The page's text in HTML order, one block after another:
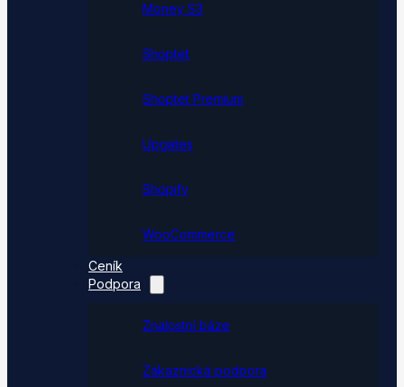
Money S3
Shoptet
Shoptet Premium
Upgates
Shopify
WooCommerce
Ceník
Podpora
Znalostní báze
Zákaznická podpora